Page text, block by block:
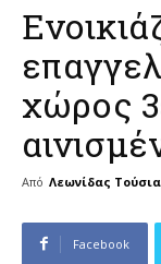
χώρος
Από Λεωνίδας
Facebook